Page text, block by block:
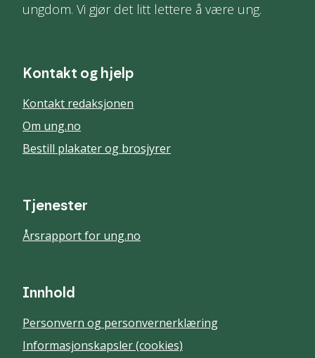
ungdom. Vi gjør det litt lettere å være ung.
Kontakt og hjelp
Kontakt redaksjonen
Om ung.no
Bestill plakater og brosjyrer
Tjenester
Årsrapport for ung.no
Innhold
Personvern og personvernerklæring
Informasjonskapsler (cookies)